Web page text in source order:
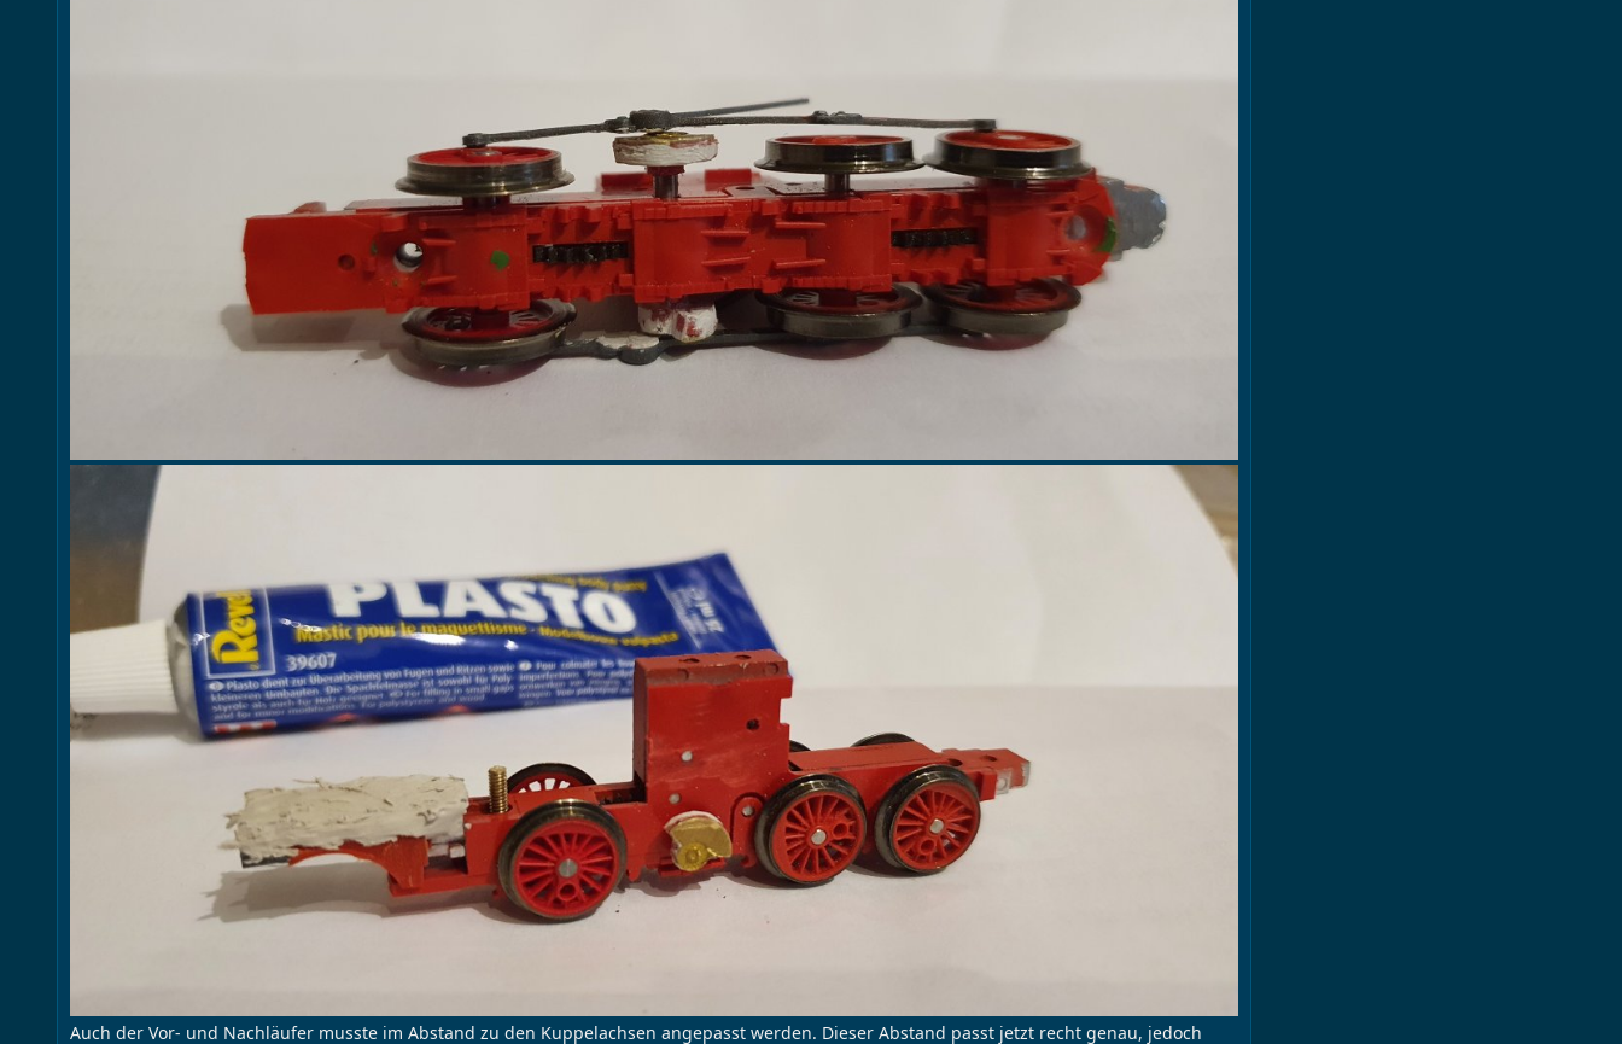
Auch der Vor- und Nachläufer musste im Abstand zu den Kuppelachsen angepasst werden. Dieser Abstand passt jetzt recht genau, jedoch